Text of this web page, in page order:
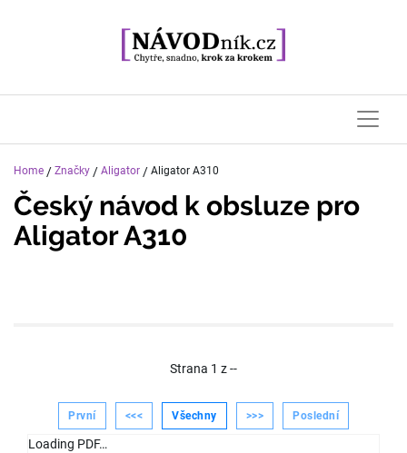
Home / Značky / Aligator / Aligator A310
Český návod k obsluze pro
Aligator A310
Strana 1 z--
První <<< Všechny >>> Poslední
Loading PDF…